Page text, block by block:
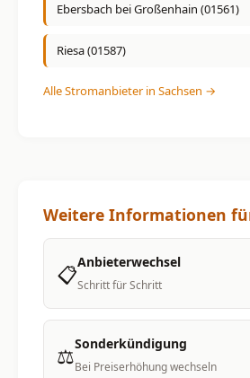
Ebersbach bei Großenhain (01561)
Riesa (01587)
Alle Stromanbieter in Sachsen →
Weitere Informationen
📋Anbieterwechsel
Schritt für Schritt
⚖️Sonderkündigung
Bei Preiserhöhung wechseln